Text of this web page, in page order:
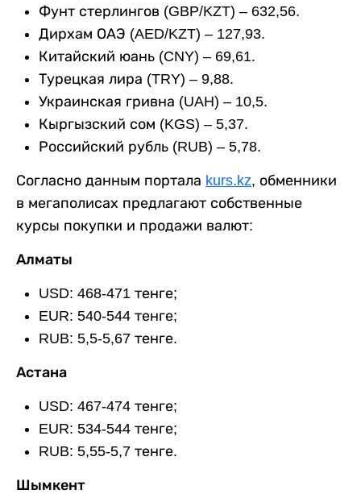
Фунт стерлингов (GBP/KZT) – 632,56.
Дирхам ОАЭ (AED/KZT) – 127,93.
Китайский юань (CNY) – 69,61.
Турецкая лира (TRY) – 9,88.
Украинская гривна (UAH) – 10,5.
Кыргызский сом (KGS) – 5,37.
Российский рубль (RUB) – 5,78.
Согласно данным портала kurs.kz, обменники
в мегаполисах предлагают собственные
курсы покупки и продажи валют:
Алматы
USD: 468-471 тенге;
EUR: 540-544 тенге;
RUB: 5,5-5,67 тенге.
Астана
USD: 467-474 тенге;
EUR: 534-544 тенге;
RUB: 5,55-5,7 тенге.
Шымкент